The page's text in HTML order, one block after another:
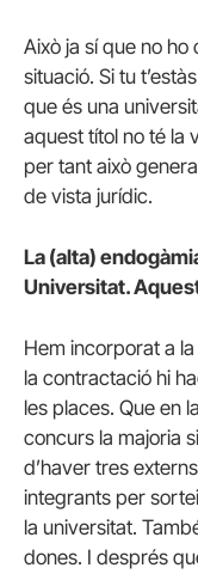
Això ja sí que no
situació. Si tu
que és una
aquest títol no té la
per tant això
de vista jurídic.
La (alta)
Universitat.
Hem incorporat a la
la contractació hi
les places. Que en
concurs la majoria
d’haver tres
integrants per
la universitat.
dones. I després